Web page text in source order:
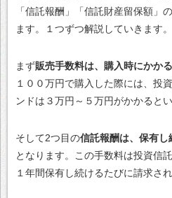
「信託報酬」「信託財産留保額」
ます。１つずつ解説していきます。
まず販売手数料は、購入時にかか
１００万円で購入した際には、投
ンドは３万円～５万円がかかるとい
そして2つ目の信託報酬は、保有
となります。この手数料は投資信
１年間保有し続けるたびに請求さ